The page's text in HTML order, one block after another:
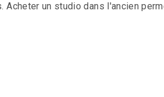
un studio dans l'ancien